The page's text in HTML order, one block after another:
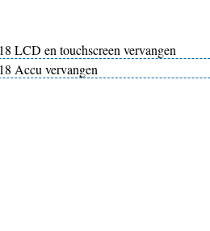
LCD en touchscreen vervangen
Accu vervangen